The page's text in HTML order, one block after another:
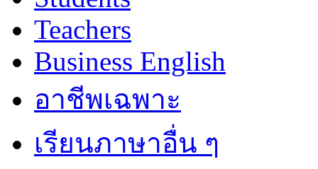
Teachers
Business English
อาชีพเฉพาะ
เรียนภาษาอื่น ๆ